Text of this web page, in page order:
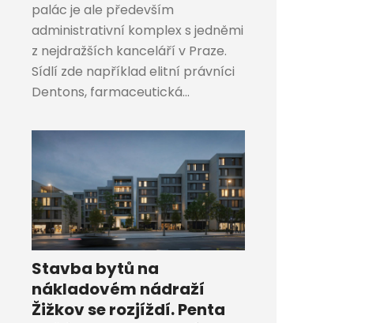
palác je ale především
administrativní komplex s jedněmi
z nejdražších kanceláří v Praze.
Sídlí zde například elitní právníci
Dentons, farmaceutická...
Stavba bytů na
nákladovém nádraží
Žižkov se rozjíždí. Penta